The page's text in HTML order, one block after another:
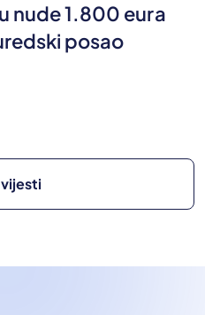
nude 1.800 eura
posao